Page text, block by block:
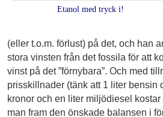
Etanol med tryck i!
(eller t.o.m. förlust) på det, och han
stora vinsten från det fossila för att
vinst på det ”förnybara”. Och med
prisskillnader (tänk att 1 liter bensin
kronor och en liter miljödiesel
man fram den önskade balansen i